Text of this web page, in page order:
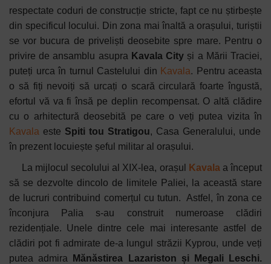
respectate coduri de construcție stricte, fapt ce nu știrbește
din specificul locului. Din zona mai înaltă a orașului, turiștii
se vor bucura de priveliști deosebite spre mare. Pentru o
privire de ansamblu asupra Kavala City și a Mării Traciei,
puteți urca în turnul Castelului din Kavala. Pentru aceasta
o să fiți nevoiți să urcați o scară circulară foarte îngustă,
efortul vă va fi însă pe deplin recompensat. O altă clădire
cu o arhitectură deosebită pe care o veți putea vizita în
Kavala este Spiti tou Stratigou, Casa Generalului, unde
în prezent locuiește șeful militar al orașului.
La mijlocul secolului al XIX-lea, orașul Kavala a început
să se dezvolte dincolo de limitele Paliei, la această stare
de lucruri contribuind comerțul cu tutun.
Astfel, în zona ce
înconjura Palia s-au construit numeroase clădiri
rezidențiale. Unele dintre cele mai interesante astfel de
clădiri pot fi admirate de-a lungul străzii Kyprou, unde veți
putea admira
Mănăstirea Lazariston și Megali Leschi.